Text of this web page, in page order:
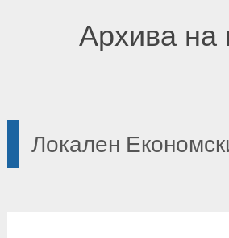
Архива на
Локален